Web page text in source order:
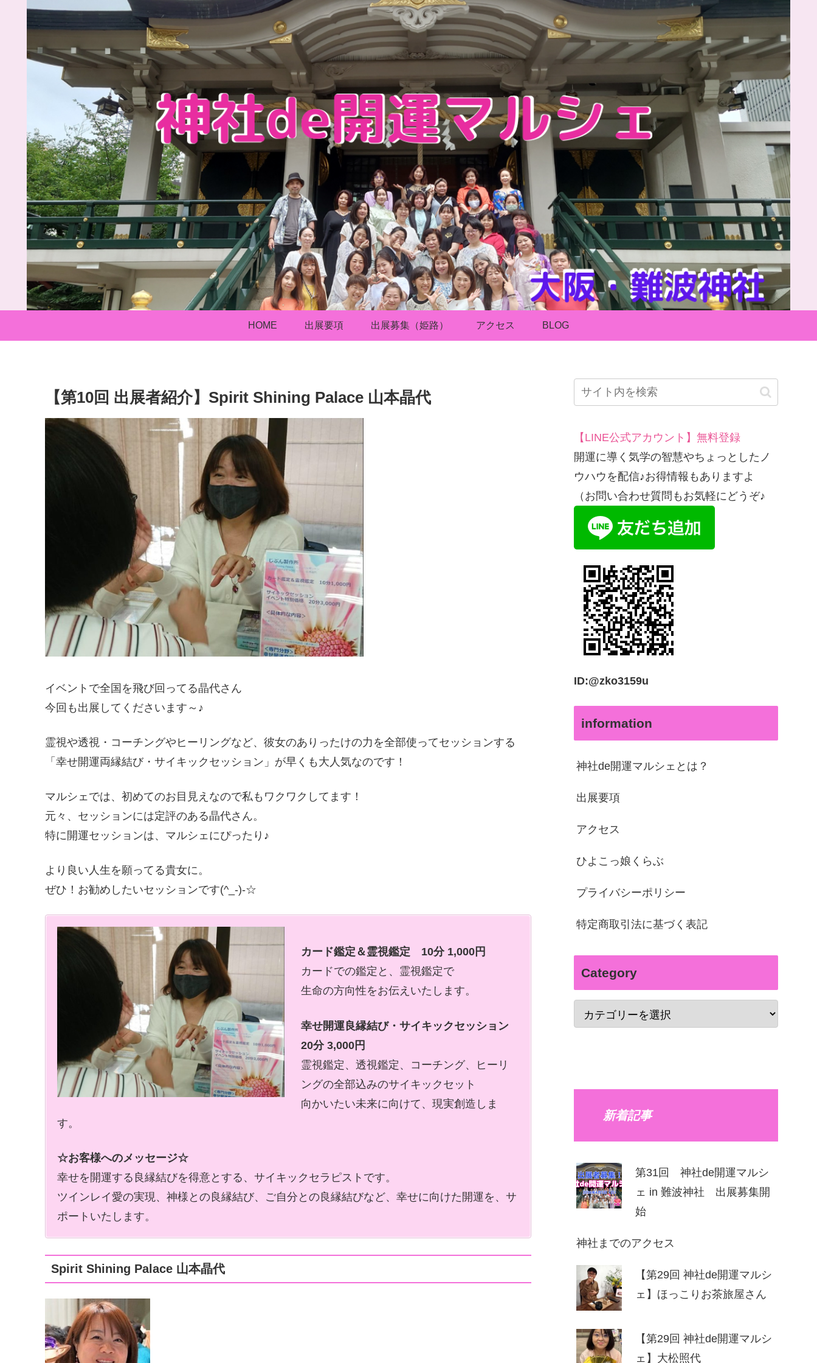
HOME 出展要項 出展募集（姫路） アクセス BLOG
【第10回 出展者紹介】Spirit Shining Palace 山本晶代
イベントで全国を飛び回ってる晶代さん
今回も出展してくださいます～♪
霊視や透視・コーチングやヒーリングなど、彼女のありったけの力を全部使ってセッションする
「幸せ開運両縁結び・サイキックセッション」が早くも大人気なのです！
マルシェでは、初めてのお目見えなので私もワクワクしてます！
元々、セッションには定評のある晶代さん。
特に開運セッションは、マルシェにぴったり♪
より良い人生を願ってる貴女に。
ぜひ！お勧めしたいセッションです(^_-)-☆
カード鑑定＆霊視鑑定 10分 1,000円
カードでの鑑定と、霊視鑑定で
生命の方向性をお伝えいたします。
幸せ開運良縁結び・サイキックセッション
20分 3,000円
霊視鑑定、透視鑑定、コーチング、ヒーリ
ングの全部込みのサイキックセット
向かいたい未来に向けて、現実創造しま
す。
☆お客様へのメッセージ☆
幸せを開運する良縁結びを得意とする、サイキックセラピストです。
ツインレイ愛の実現、神様との良縁結び、ご自分との良縁結びなど、幸せに向けた開運を、サ
ポートいたします。
Spirit Shining Palace 山本晶代
【LINE公式アカウント】無料登録
開運に導く気学の智慧やちょっとしたノ
ウハウを配信♪お得情報もありますよ
（お問い合わせ質問もお気軽にどうぞ♪
ID:@zko3159u
information
神社de開運マルシェとは？
出展要項
アクセス
ひよこっ娘くらぶ
プライバシーポリシー
特定商取引法に基づく表記
Category
新着記事
第31回 神社de開運マルシ
ェ in 難波神社 出展募集開
始
神社までのアクセス
【第29回 神社de開運マルシ
ェ】ほっこりお茶旅屋さん
【第29回 神社de開運マルシ
ェ】⼤松照代